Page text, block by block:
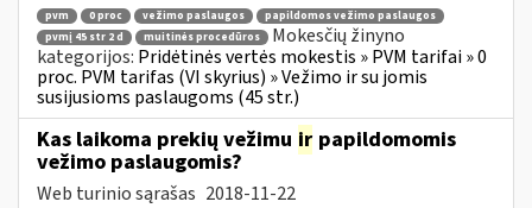
pvm 0 proc vežimo paslaugos
papildomos vežimo paslaugos
pvmį 45 str 2 d
muitinės procedūros
Mokesčių žinyno
kategorijos: Pridėtinės vertės mokestis » PVM tarifai » 0
proc. PVM tarifas (VI skyrius) » Vežimo ir su jomis
susijusioms paslaugoms (45 str.)
Kas laikoma prekių vežimu ir papildomomis
vežimo paslaugomis?
Web turinio sąrašas 2018-11-22